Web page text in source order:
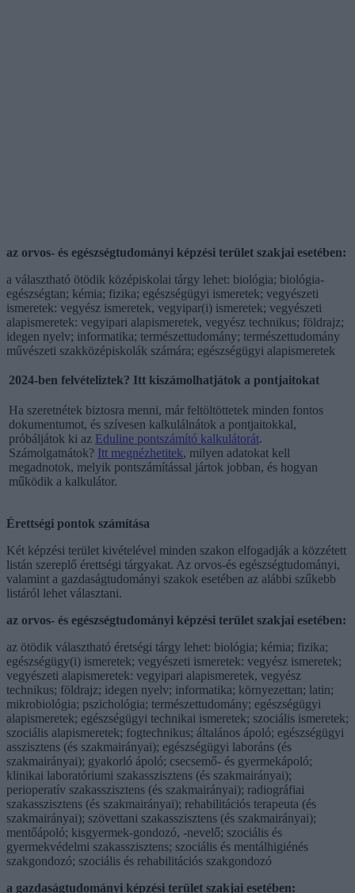
az orvos- és egészségtudományi képzési terület szakjai esetében:
a választható ötödik középiskolai tárgy lehet: biológia; biológia-
egészségtan; kémia; fizika; egészségügyi ismeretek; vegyészeti
ismeretek: vegyész ismeretek, vegyipar(i) ismeretek; vegyészeti
alapismeretek: vegyipari alapismeretek, vegyész technikus; földrajz;
idegen nyelv; informatika; természettudomány; természettudomány
művészeti szakközépiskolák számára; egészségügyi alapismeretek
2024-ben felvételiztek? Itt kiszámolhatjátok a pontjaitokat
Ha szeretnétek biztosra menni, már feltöltöttetek minden fontos
dokumentumot, és szívesen kalkulálnátok a pontjaitokkal,
próbáljátok ki az Eduline pontszámító kalkulátorát.
Számolgatnátok? Itt megnézhetitek, milyen adatokat kell
megadnotok, melyik pontszámítással jártok jobban, és hogyan
működik a kalkulátor.
Érettségi pontok számítása
Két képzési terület kivételével minden szakon elfogadják a közzétett
listán szereplő érettségi tárgyakat. Az orvos-és egészségtudományi,
valamint a gazdaságtudományi szakok esetében az alábbi szűkebb
listáról lehet választani.
az orvos- és egészségtudományi képzési terület szakjai esetében:
az ötödik választható éretségi tárgy lehet: biológia; kémia; fizika;
egészségügy(i) ismeretek; vegyészeti ismeretek: vegyész ismeretek;
vegyészeti alapismeretek: vegyipari alapismeretek, vegyész
technikus; földrajz; idegen nyelv; informatika; környezettan; latin;
mikrobiológia; pszichológia; természettudomány; egészségügyi
alapismeretek; egészségügyi technikai ismeretek; szociális ismeretek;
szociális alapismeretek; fogtechnikus; általános ápoló; egészségügyi
asszisztens (és szakmairányai); egészségügyi laboráns (és
szakmairányai); gyakorló ápoló; csecsemő- és gyermekápoló;
klinikai laboratóriumi szakasszisztens (és szakmairányai);
perioperatív szakasszisztens (és szakmairányai); radiográfiai
szakasszisztens (és szakmairányai); rehabilitációs terapeuta (és
szakmairányai); szövettani szakasszisztens (és szakmairányai);
mentőápoló; kisgyermek-gondozó, -nevelő; szociális és
gyermekvédelmi szakasszisztens; szociális és mentálhigiénés
szakgondozó; szociális és rehabilitációs szakgondozó
a gazdaságtudományi képzési terület szakjai esetében: